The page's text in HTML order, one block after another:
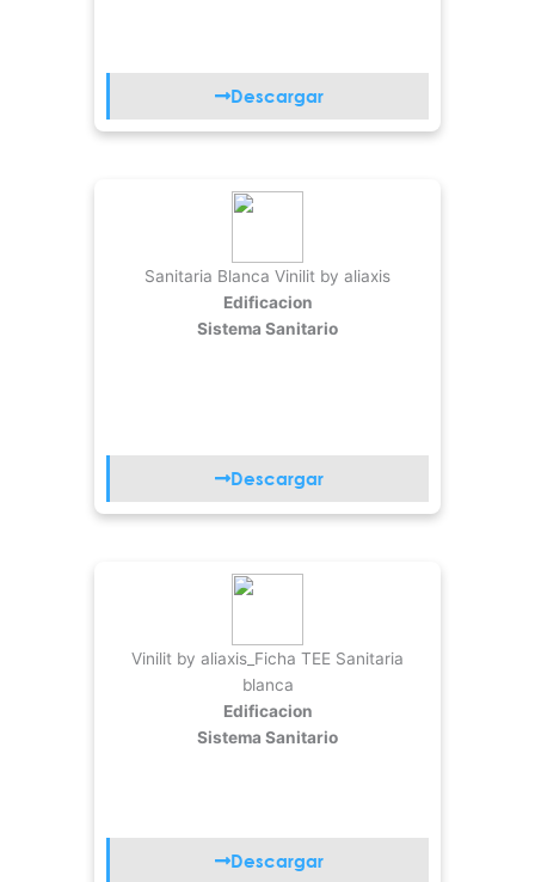
Descargar
Sanitaria Blanca Vinilit by aliaxis
Edificacion
Sistema Sanitario
Descargar
Vinilit by aliaxis_Ficha TEE Sanitaria
blanca
Edificacion
Sistema Sanitario
Descargar